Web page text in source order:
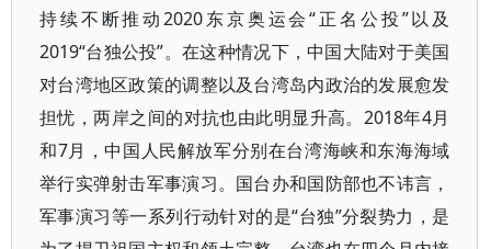
持续不断推动2020东京奥运会“正名公投”以及
2019“台独公投”。在这种情况下，中国大陆对于美国
对台湾地区政策的调整以及台湾岛内政治的发展愈发
担忧，两岸之间的对抗也由此明显升高。2018年4月
和7月，中国人民解放军分别在台湾海峡和东海海域
举行实弹射击军事演习。国台办和国防部也不讳言，
军事演习等一系列行动针对的是“台独”分裂势力，是